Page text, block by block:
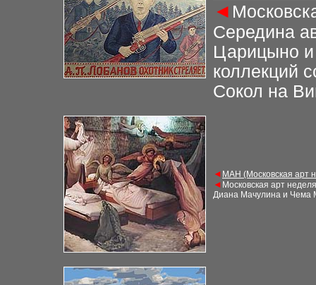
◄
Середина
Царицыно и
коллекций
Сокол на
◄ МАН (Московская арт
◄ Московская арт неделя
Диана Мачулина и